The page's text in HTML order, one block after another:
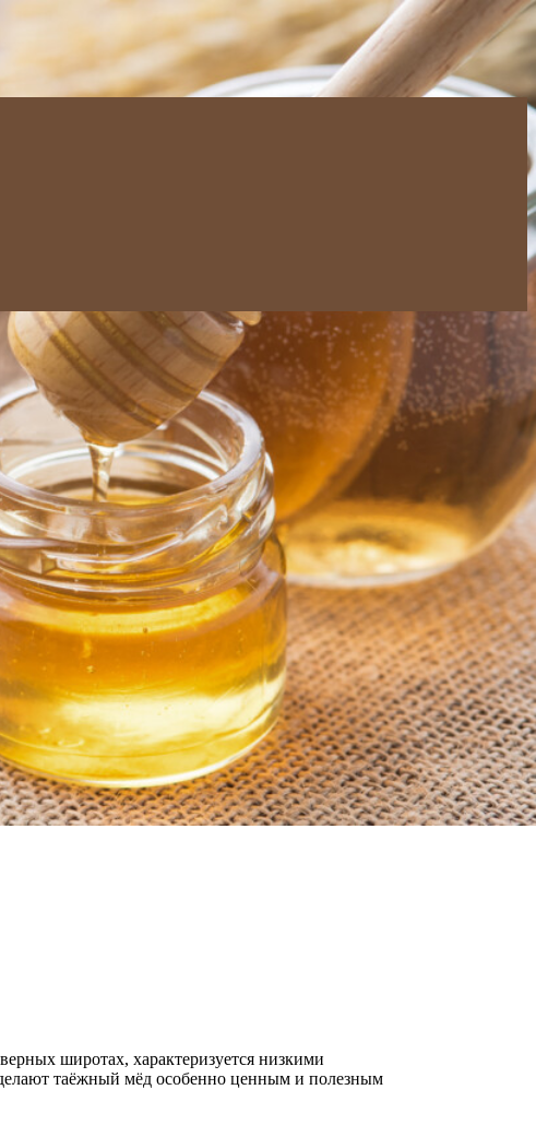
широтах, характеризуется низкими
таёжный мёд особенно ценным и полезным